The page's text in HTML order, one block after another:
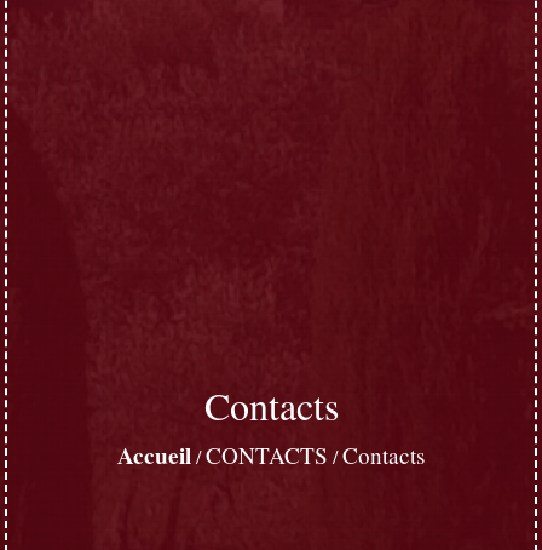
Contacts
Accueil/CONTACTS /Contacts